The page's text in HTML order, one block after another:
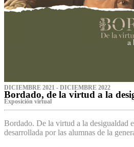
DICIEMBRE 2021 - DICIEMBRE 2022
Bordado, de la virtud a la
Exposición virtual‌
Bordado. De la virtud a la desigualdad
desarrollada por las alumnas de la